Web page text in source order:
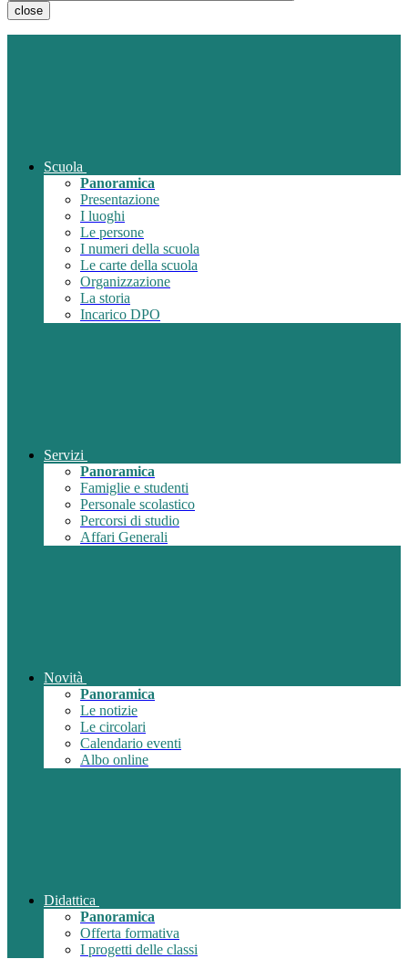
close
Scuola
Panoramica
Presentazione
I luoghi
Le persone
I numeri della scuola
Le carte della scuola
Organizzazione
La storia
Incarico DPO
Servizi
Panoramica
Famiglie e studenti
Personale scolastico
Percorsi di studio
Affari Generali
Novità
Panoramica
Le notizie
Le circolari
Calendario eventi
Albo online
Didattica
Panoramica
Offerta formativa
I progetti delle classi